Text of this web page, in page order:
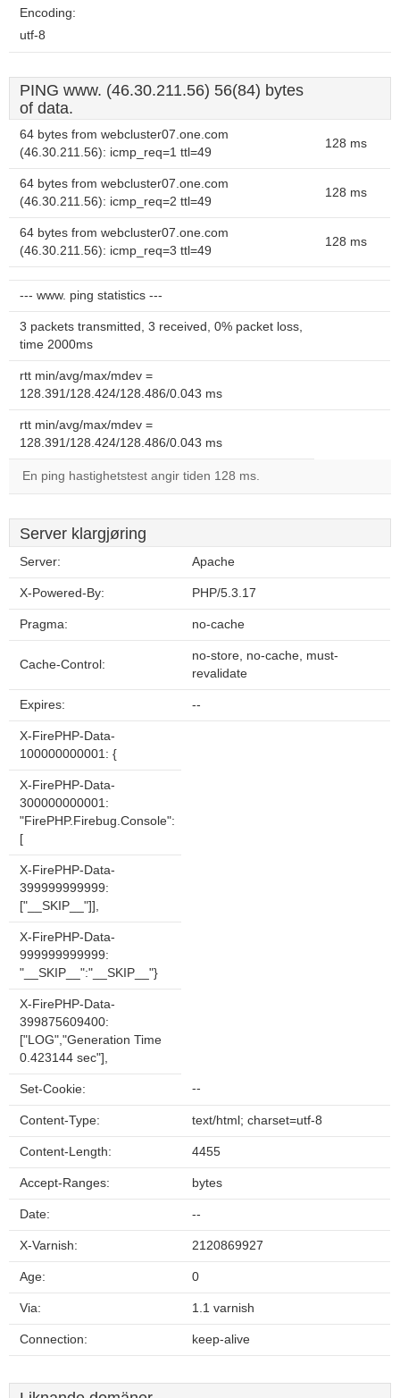
Encoding:
utf-8
PING www. (46.30.211.56) 56(84) bytes
of data.
64 bytes from webcluster07.one.com
(46.30.211.56): icmp_req=1 ttl=49
128 ms
64 bytes from webcluster07.one.com
(46.30.211.56): icmp_req=2 ttl=49
128 ms
64 bytes from webcluster07.one.com
(46.30.211.56): icmp_req=3 ttl=49
128 ms
--- www. ping statistics ---
3 packets transmitted, 3 received, 0% packet loss,
time 2000ms
rtt min/avg/max/mdev =
128.391/128.424/128.486/0.043 ms
rtt min/avg/max/mdev =
128.391/128.424/128.486/0.043 ms
En ping hastighetstest angir tiden 128 ms.
Server klargjøring
Server: Apache
X-Powered-By: PHP/5.3.17
Pragma: no-cache
Cache-Control:
no-store, no-cache, must-
revalidate
Expires: --
X-FirePHP-Data-
100000000001: {
X-FirePHP-Data-
300000000001:
"FirePHP.Firebug.Console":
[
X-FirePHP-Data-
399999999999:
["__SKIP__"]],
X-FirePHP-Data-
999999999999:
"__SKIP__":"__SKIP__"}
X-FirePHP-Data-
399875609400:
["LOG","Generation Time
0.423144 sec"],
Set-Cookie: --
Content-Type: text/html; charset=utf-8
Content-Length: 4455
Accept-Ranges: bytes
Date: --
X-Varnish: 2120869927
Age: 0
Via: 1.1 varnish
Connection: keep-alive